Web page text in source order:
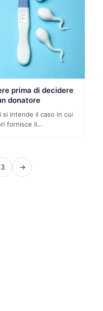
prima di decidere
donatore
intende il caso in cui
fornisce il…
3 →